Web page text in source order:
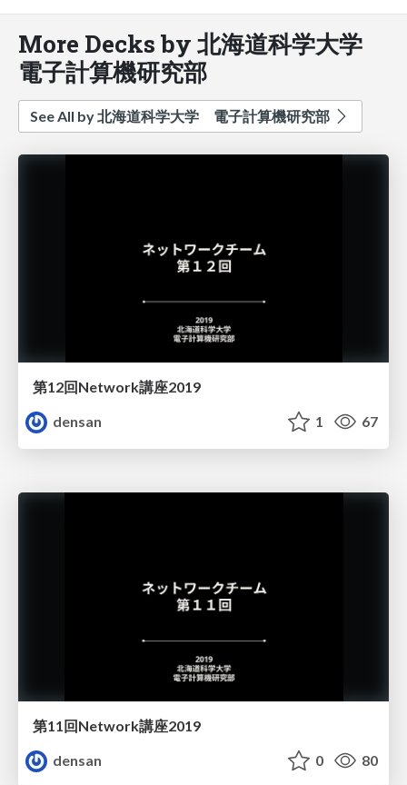
More Decks by 北海道科学大学
電子計算機研究部
See All by 北海道科学大学 電子計算機研究部
第12回Network講座2019
densan
1 67
第11回Network講座2019
densan
0 80